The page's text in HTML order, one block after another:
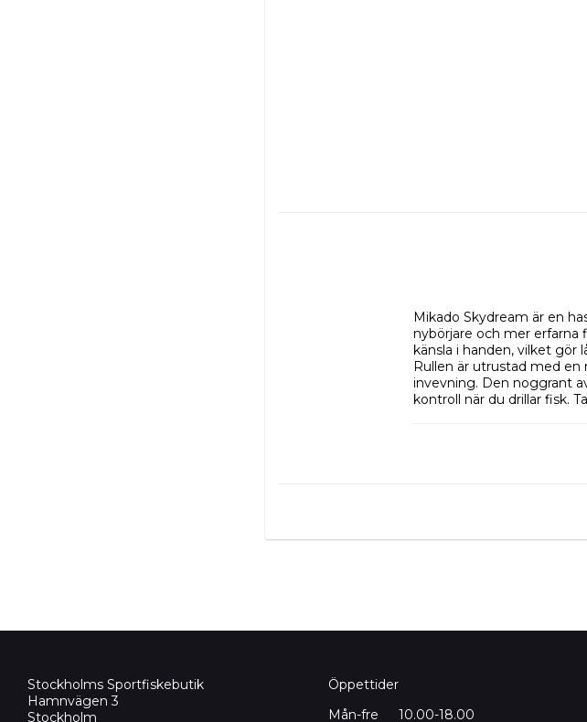
Mikado Skydream är en
nybörjare och mer erfarna
känsla i handen, vilket gör
Rullen är utrustad med en
invevning. Den noggrant
kontroll när du drillar fisk.
Oavsett om du fiskar i
Stockholms Sportfiskebutik
Hamnvägen 3
Stockholm
Öppettider
Mån-fre
10.00-18.00